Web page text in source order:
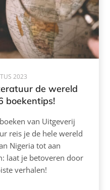
2023
de wereld
boekentips!
van Uitgeverij
reis je de hele wereld
Nigeria tot aan
laat je betoveren door
verhalen!